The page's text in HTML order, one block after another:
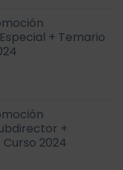
+ Temario
+
2024